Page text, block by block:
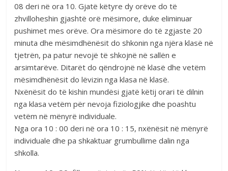
08 deri në ora 10. Gjatë këtyre dy orëve do të
zhvilloheshin gjashtë orë mësimore, duke eliminuar
pushimet mes orëve. Ora mësimore do të zgjaste 20
minuta dhe mësimdhënësit do shkonin nga njëra klasë në
tjetrën, pa patur nevojë të shkojnë në sallën e
arsimtarëve. Ditarët do qëndrojnë në klasë dhe vetëm
mësimdhënësit do lëvizin nga klasa në klasë.
Nxënësit do të kishin mundësi gjatë këtij orari të dilnin
nga klasa vetëm për nevoja fiziologjike dhe poashtu
vetëm në mënyrë individuale.
Nga ora 10 : 00 deri në ora 10 : 15, nxënësit në mënyrë
individuale dhe pa shkaktuar grumbullime dalin nga
shkolla.